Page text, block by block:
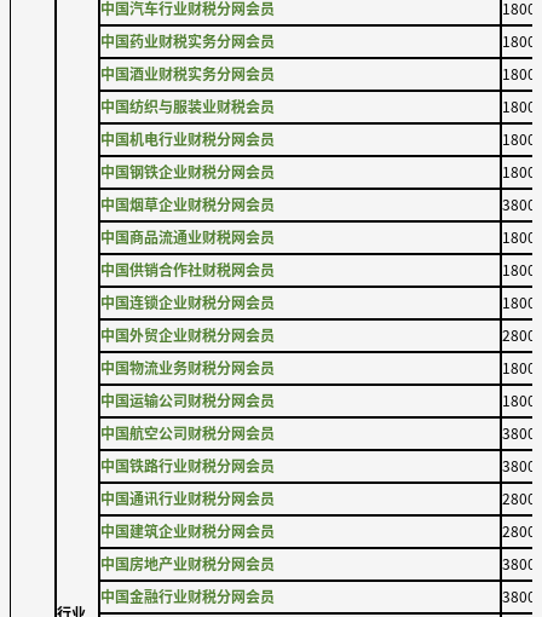
中国汽车行业财税分网会员
1800
中国药业财税实务分网会员
1800
中国酒业财税实务分网会员
1800
中国纺织与服装业财税会员
1800
中国机电行业财税分网会员
1800
中国钢铁企业财税分网会员
1800
中国烟草企业财税分网会员
3800
中国商品流通业财税网会员
1800
中国供销合作社财税网会员
1800
中国连锁企业财税分网会员
1800
中国外贸企业财税分网会员
2800
中国物流业务财税分网会员
1800
中国运输公司财税分网会员
1800
中国航空公司财税分网会员
3800
中国铁路行业财税分网会员
3800
中国通讯行业财税分网会员
2800
中国建筑企业财税分网会员
2800
中国房地产业财税分网会员
3800
中国金融行业财税分网会员
3800